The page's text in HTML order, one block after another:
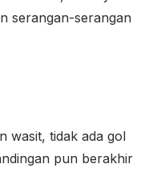
serangan-serangan
wasit, tidak ada gol
pun berakhir